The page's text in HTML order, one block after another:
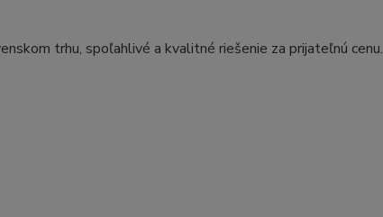
trhu, spoľahlivé a kvalitné riešenie za prijateľnú cenu.